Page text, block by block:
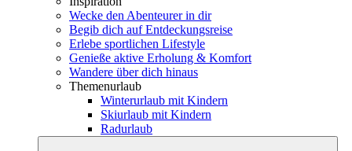
Wecke den Abenteurer in dir
Begib dich auf Entdeckungsreise
Erlebe sportlichen Lifestyle
Genieße aktive Erholung & Komfort
Wandere über dich hinaus
Themenurlaub
Winterurlaub mit Kindern
Skiurlaub mit Kindern
Radurlaub